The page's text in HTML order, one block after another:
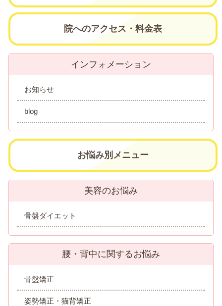
院へのアクセス・料金表
インフォメーション
お知らせ
blog
お悩み別メニュー
美容のお悩み
骨盤ダイエット
腰・背中に関するお悩み
骨盤矯正
姿勢矯正・猫背矯正